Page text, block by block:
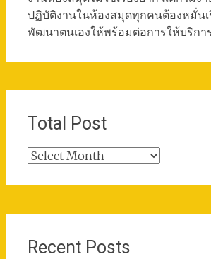
ปฏิบัติงานในห้องสมุดทุกคนต้องหมั่นเ
พัฒนาตนเองให้พร้อมต่อการให้บริกา
Total Post
Total
Recent Posts